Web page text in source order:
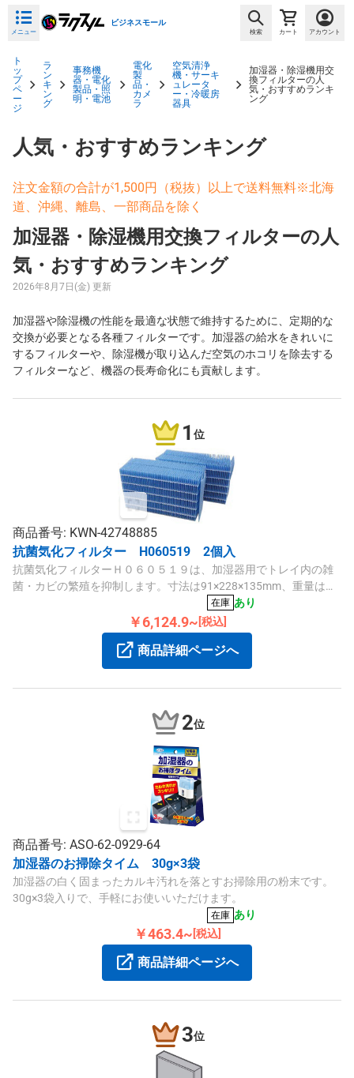
メニュー
ビジネスモール
検索 カート アカウント
ト
ッ
プ
ペ
ー
ジ
ラ
ン
キ
ン
グ
事務機
器・電化
製品・照
明・電池
電化
製
品・
カメ
ラ
空気清浄
機・サーキ
ュレータ
ー・冷暖房
器具
加湿器・除湿機用交
換フィルターの人
気・おすすめランキ
ング
人気・おすすめランキング
注文金額の合計が1,500円（税抜）以上で送料無料※北海
道、沖縄、離島、一部商品を除く
加湿器・除湿機用交換フィルターの人
気・おすすめランキング
2026年8月7日(金) 更新
加湿器や除湿機の性能を最適な状態で維持するために、定期的な
交換が必要となる各種フィルターです。加湿器の給水をきれいに
するフィルターや、除湿機が取り込んだ空気のホコリを除去する
フィルターなど、機器の長寿命化にも貢献します。
1 位
商品番号: KWN-42748885
抗菌気化フィルター H060519 2個入
抗菌気化フィルターＨ０６０５１９は、加湿器用でトレイ内の雑
菌・カビの繁殖を抑制します。寸法は91×228×135mm、重量は
在庫 あり
￥6,124.9~[税込]
商品詳細ページへ
2位
商品番号: ASO-62-0929-64
加湿器のお掃除タイム 30g×3袋
加湿器の白く固まったカルキ汚れを落とすお掃除用の粉末です。
30g×3袋入りで、手軽にお使いいただけます。
在庫 あり
￥463.4~ [税込]
商品詳細ページへ
3位